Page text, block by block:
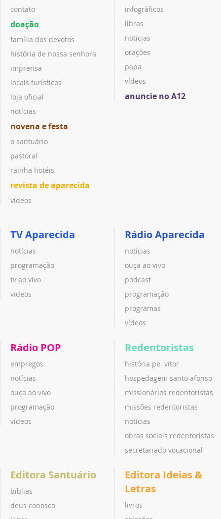
contato
doação
família dos devotos
história de nossa senhora
imprensa
locais turísticos
loja oficial
notícias
novena e festa
o santuário
pastoral
rainha hotéis
revista de aparecida
vídeos
infográficos
libras
notícias
orações
papa
vídeos
anuncie no A12
TV Aparecida
notícias
programação
tv ao vivo
vídeos
Rádio Aparecida
notícias
ouça ao vivo
podcast
programação
programas
vídeos
Rádio POP
empregos
notícias
ouça ao vivo
programação
vídeos
Redentoristas
história pe. vitor
hospedagem santo afonso
missionários redentoristas
missões redentoristas
notícias
obras sociais redentoristas
secretariado vocacional
Editora Santuário
bíblias
deus conosco
Editora Ideias &
Letras
livros